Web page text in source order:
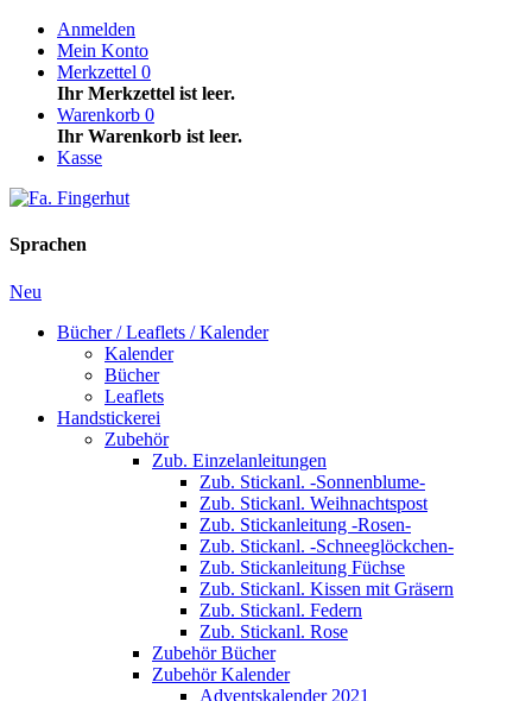
Anmelden
Mein Konto
Merkzettel 0
Ihr Merkzettel ist leer.
Warenkorb 0
Ihr Warenkorb ist leer.
Kasse
Sprachen
Neu
Bücher / Leaflets / Kalender
Kalender
Bücher
Leaflets
Handstickerei
Zubehör
Zub. Einzelanleitungen
Zub. Stickanl. -Sonnenblume-
Zub. Stickanl. Weihnachtspost
Zub. Stickanleitung -Rosen-
Zub. Stickanl. -Schneeglöckchen-
Zub. Stickanleitung Füchse
Zub. Stickanl. Kissen mit Gräsern
Zub. Stickanl. Federn
Zub. Stickanl. Rose
Zubehör Bücher
Zubehör Kalender
Adventskalender 2021